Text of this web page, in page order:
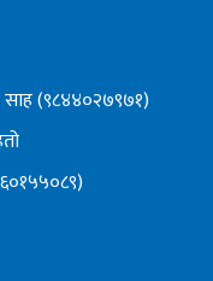
(९८४४०२७९७१)